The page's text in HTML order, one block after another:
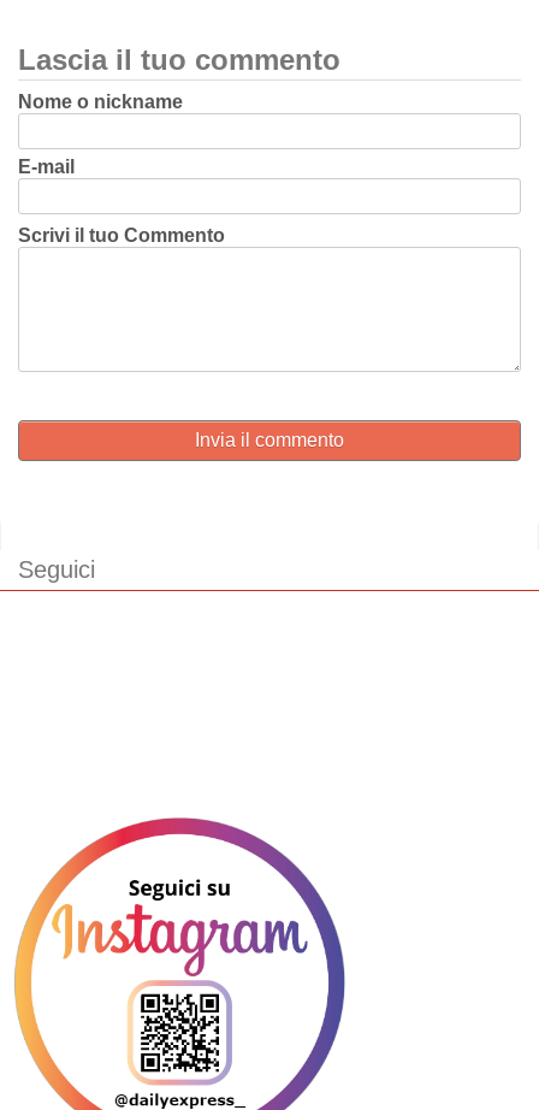
Lascia il tuo commento
Nome o nickname
E-mail
Scrivi il tuo Commento
Invia il commento
Seguici